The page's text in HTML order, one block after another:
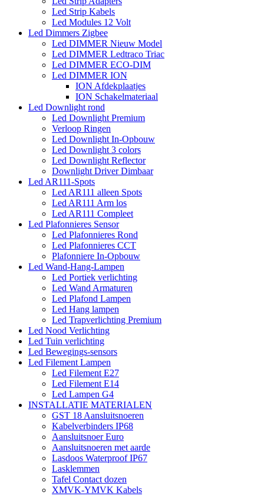
Led Strip Kabels
Led Modules 12 Volt
Led Dimmers Zigbee
Led DIMMER Nieuw Model
Led DIMMER Ledtraco Triac
Led DIMMER ECO-DIM
Led DIMMER ION
ION Afdekplaatjes
ION Schakelmateriaal
Led Downlight rond
Led Downlight Premium
Verloop Ringen
Led Downlight In-Opbouw
Led Downlight 3 colors
Led Downlight Reflector
Downlight Driver Dimbaar
Led AR111-Spots
Led AR111 alleen Spots
Led AR111 Arm los
Led AR111 Compleet
Led Plafonnieres Sensor
Led Plafonnieres Rond
Led Plafonnieres CCT
Plafonniere In-Opbouw
Led Wand-Hang-Lampen
Led Portiek verlichting
Led Wand Armaturen
Led Plafond Lampen
Led Hang lampen
Led Trapverlichting Premium
Led Nood Verlichting
Led Tuin verlichting
Led Bewegings-sensors
Led Filement Lampen
Led Filement E27
Led Filement E14
Led Lampen G4
INSTALLATIE MATERIALEN
GST 18 Aansluitsnoeren
Kabelverbinders IP68
Aansluitsnoer Euro
Aansluitsnoeren met aarde
Lasdoos Waterproof IP67
Lasklemmen
Tafel Contact dozen
XMVK-YMVK Kabels